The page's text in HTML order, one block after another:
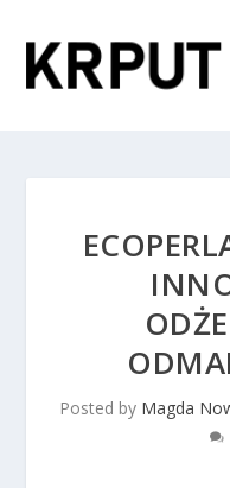
Posted by Magda